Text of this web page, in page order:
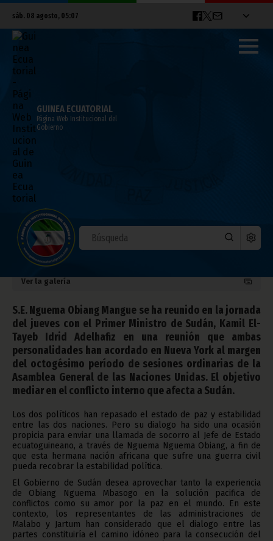
sáb. 08 agosto, 05:07
GUINEA ECUATORIAL
Página Web Institucional del
Gobierno
Sudán pide apoyo a Guinea Ecuatorial
para que medie en sus disputas internas
septiembre 26, 2025
Vicepresidencia
Ver la galería
S.E. Nguema Obiang Mangue se ha reunido en la jornada
del jueves con el Primer Ministro de Sudán, Kamil El-
Tayeb Idrid Adelhafiz en una reunión que ambas
personalidades han acordado en Nueva York al margen
del octogésimo período de sesiones ordinarias de la
Asamblea General de las Naciones Unidas. El objetivo
mediar en el conflicto interno que afecta a Sudán.
Los dos políticos han repasado el estado de paz y estabilidad
entre las dos naciones. Pero su dialogo ha sido una ocasión
propicia para enviar una llamada de socorro al Jefe de Estado
ecuatoguineano, a través de Nguema Nguema Obiang, a fin de
que esta hermana nación africana que sufre una guerra civil
pueda recobrar la estabilidad política.
El Gobierno de Sudán desea aprovechar tanto la experiencia
de Obiang Nguema Mbasogo en la solución pacifica de
conflictos como su amor por la paz en el mundo. En este
contexto, los representantes de las administraciones de
Malabo y Jartum han considerado que el dialogo entre las
partes constituiría el camino idóneo para la consecución del